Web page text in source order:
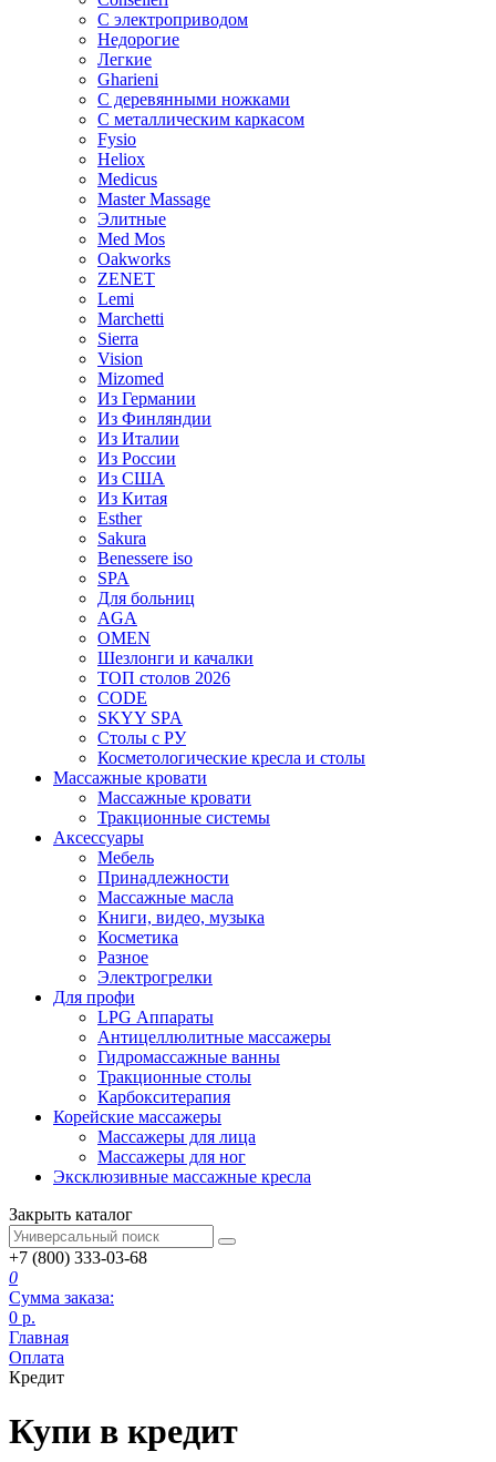
С электроприводом
Недорогие
Легкие
Gharieni
С деревянными ножками
С металлическим каркасом
Fysio
Heliox
Medicus
Master Massage
Элитные
Med Mos
Oakworks
ZENET
Lemi
Marchetti
Sierra
Vision
Mizomed
Из Германии
Из Финляндии
Из Италии
Из России
Из США
Из Китая
Esther
Sakura
Benessere iso
SPA
Для больниц
AGA
OMEN
Шезлонги и качалки
ТОП столов 2026
CODE
SKYY SPA
Столы с РУ
Косметологические кресла и столы
Массажные кровати
Массажные кровати
Тракционные системы
Аксессуары
Мебель
Принадлежности
Массажные масла
Книги, видео, музыка
Косметика
Разное
Электрогрелки
Для профи
LPG Аппараты
Антицеллюлитные массажеры
Гидромассажные ванны
Тракционные столы
Карбокситерапия
Корейские массажеры
Массажеры для лица
Массажеры для ног
Эксклюзивные массажные кресла
Закрыть каталог
+7 (800) 333-03-68
0
Сумма заказа:
0 р.
Главная
Оплата
Кредит
Купи в кредит